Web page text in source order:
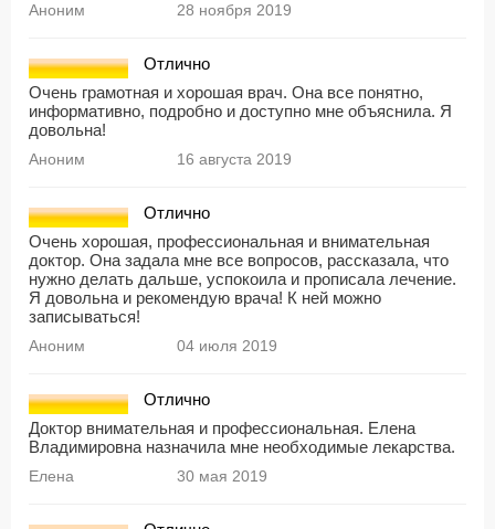
Аноним 28 ноября 2019
Отлично
Очень грамотная и хорошая врач. Она все понятно,
информативно, подробно и доступно мне объяснила. Я
довольна!
Аноним 16 августа 2019
Отлично
Очень хорошая, профессиональная и внимательная
доктор. Она задала мне все вопросов, рассказала, что
нужно делать дальше, успокоила и прописала лечение.
Я довольна и рекомендую врача! К ней можно
записываться!
Аноним 04 июля 2019
Отлично
Доктор внимательная и профессиональная. Елена
Владимировна назначила мне необходимые лекарства.
Елена 30 мая 2019